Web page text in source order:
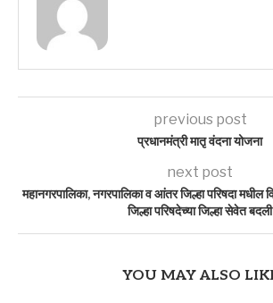
previous post
प्रधानमंत्री मातृ वंदना योजना
next post
महानगरपालिका, नगरपालिका व आंतर जिल्हा परिषदा मधील
जिल्हा परिषदेच्या जिल्हा सेवेत बदली
YOU MAY ALSO